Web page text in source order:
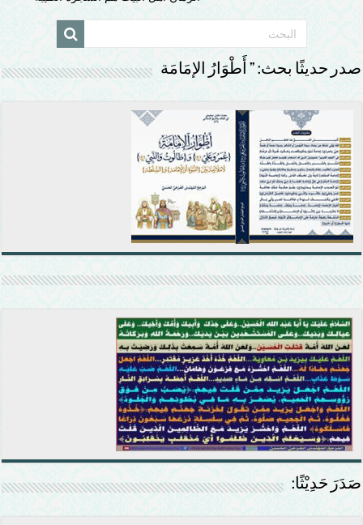
صدر حديثًا بحث: ” أَطْوَارُ الإمَامَة
صَدَرَ حَدِيْثًا: